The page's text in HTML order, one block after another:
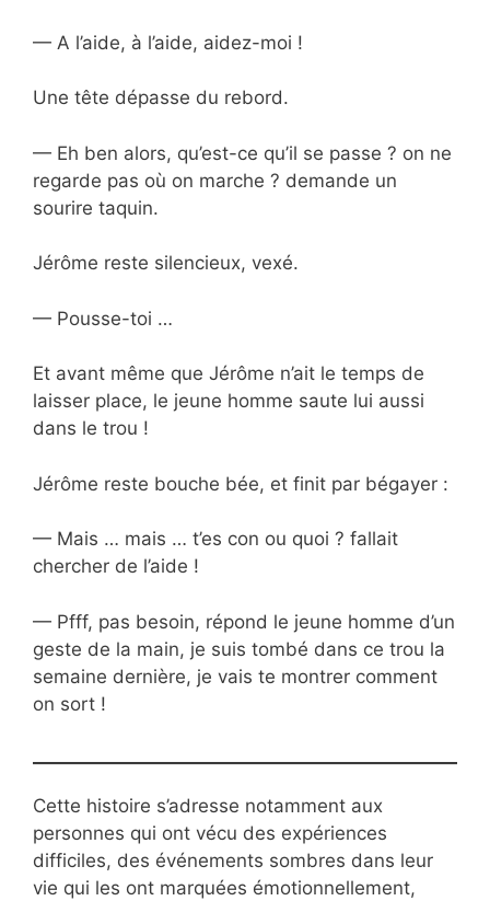
— A l’aide, à l’aide, aidez-moi !
Une tête dépasse du rebord.
— Eh ben alors, qu’est-ce qu’il se passe ? on ne
regarde pas où on marche ? demande un
sourire taquin.
Jérôme reste silencieux, vexé.
— Pousse-toi …
Et avant même que Jérôme n’ait le temps de
laisser place, le jeune homme saute lui aussi
dans le trou !
Jérôme reste bouche bée, et finit par bégayer :
— Mais … mais … t’es con ou quoi ? fallait
chercher de l’aide !
— Pfff, pas besoin, répond le jeune homme d’un
geste de la main, je suis tombé dans ce trou la
semaine dernière, je vais te montrer comment
on sort !
Cette histoire s’adresse notamment aux
personnes qui ont vécu des expériences
difficiles, des événements sombres dans leur
vie qui les ont marquées émotionnellement,